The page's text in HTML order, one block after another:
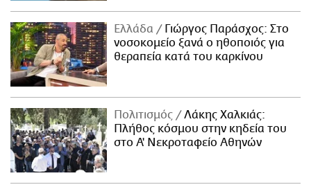
Ελλάδα
Γιώργος Παράσχος: Στο
νοσοκομείο ξανά ο ηθοποιός για
θεραπεία κατά του καρκίνου
Πολιτισμός
Λάκης Χαλκιάς:
Πλήθος κόσμου στην κηδεία του
στο Α' Νεκροταφείο Αθηνών